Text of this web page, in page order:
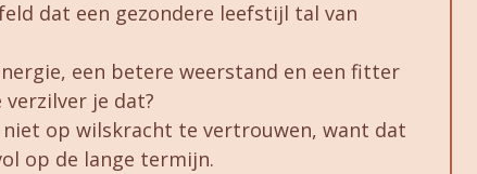
dat een gezondere leefstijl tal van
een betere weerstand en een fitter
verzilver je dat?
op wilskracht te vertrouwen, want dat
op de lange termijn.